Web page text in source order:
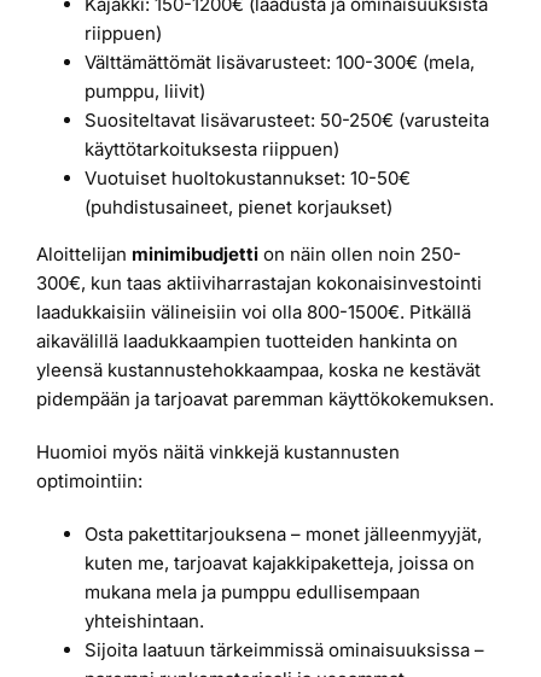
riippuen)
Välttämättömät lisävarusteet: 100-300€ (mela,
pumppu, liivit)
Suositeltavat lisävarusteet: 50-250€ (varusteita
käyttötarkoituksesta riippuen)
Vuotuiset huoltokustannukset: 10-50€
(puhdistusaineet, pienet korjaukset)
Aloittelijan minimibudjetti on näin ollen noin 250-
300€, kun taas aktiiviharrastajan kokonaisinvestointi
laadukkaisiin välineisiin voi olla 800-1500€. Pitkällä
aikavälillä laadukkaampien tuotteiden hankinta on
yleensä kustannustehokkaampaa, koska ne kestävät
pidempään ja tarjoavat paremman käyttökokemuksen.
Huomioi myös näitä vinkkejä kustannusten
optimointiin:
Osta pakettitarjouksena – monet jälleenmyyjät,
kuten me, tarjoavat kajakkipaketteja, joissa on
mukana mela ja pumppu edullisempaan
yhteishintaan.
Sijoita laatuun tärkeimmissä ominaisuuksissa –